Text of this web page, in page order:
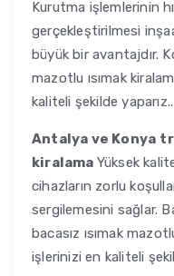
Kurutma işlemlerinin
gerçekleştirilmesi
büyük bir avantajdır.
mazotlu ısımak
kaliteli şekilde yaparız..
Antalya ve Konya
kiralama Yüksek
cihazların zorlu
sergilemesini sağlar.
bacasız ısımak
işlerinizi en kaliteli